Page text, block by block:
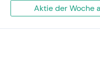
Aktie der Woche